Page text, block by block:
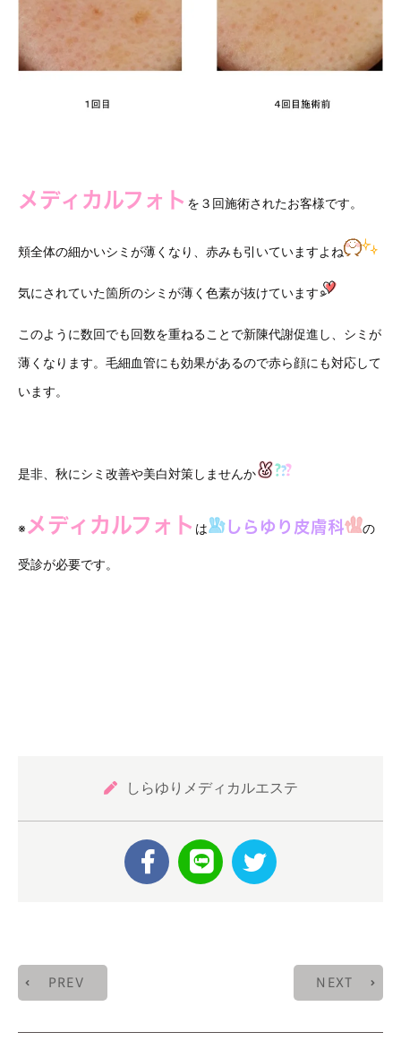
メディカルフォト を３回施術されたお客様です。
頬全体の細かいシミが薄くなり、赤みも引いていますよね
気にされていた箇所のシミが薄く色素が抜けています
このように数回でも回数を重ねることで新陳代謝促進し、シミが
薄くなります。毛細血管にも効果があるので赤ら顔にも対応して
います。
是非、秋にシミ改善や美白対策しませんか
※ メディカルフォト は しらゆり皮膚科 の
受診が必要です。
しらゆりメディカルエステ
PREV NEXT